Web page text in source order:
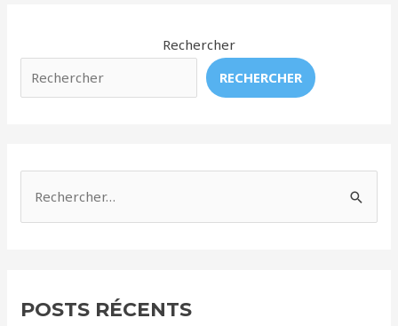
bleue
découverte
Rechercher
RECHERCHER
r
POSTS RÉCENTS